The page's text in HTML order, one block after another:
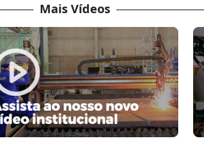
Mais Vídeos